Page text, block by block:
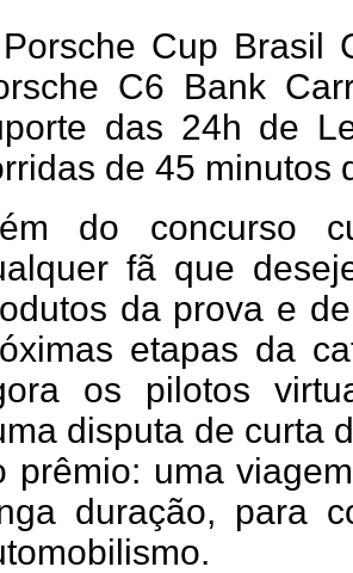
Cup Brasil
C6 Bank
das 24h de
de 45 minutos
do concurso
fã que
da prova e
etapas da
os pilotos
disputa de curta
prêmio: uma
duração, para